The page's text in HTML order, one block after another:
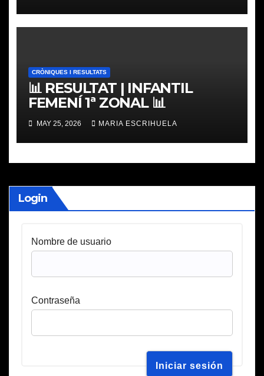
CRÒNIQUES I RESULTATS
📊 RESULTAT | INFANTIL
FEMENÍ 1ª ZONAL 📊
MAY 25, 2026 MARIA ESCRIHUELA
Login
Nombre de usuario
Contraseña